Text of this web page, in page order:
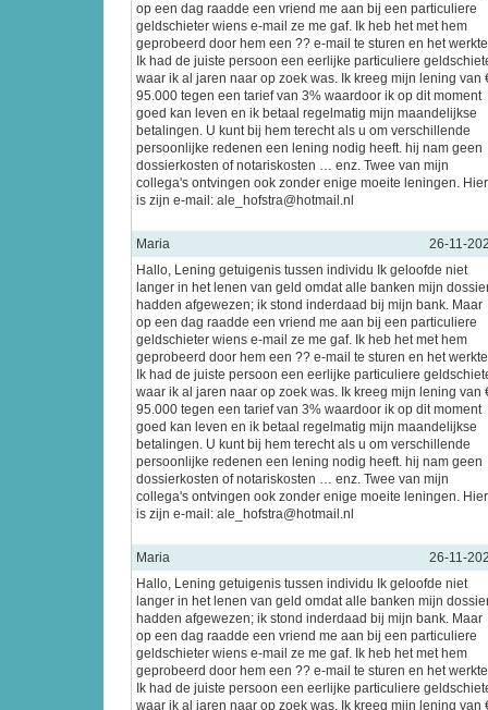
op een dag raadde een vriend me aan bij een particuliere
geldschieter wiens e-mail ze me gaf. Ik heb het met hem
geprobeerd door hem een ?? e-mail te sturen en het
Ik had de juiste persoon een eerlijke particuliere
waar ik al jaren naar op zoek was. Ik kreeg mijn lening van
95.000 tegen een tarief van 3% waardoor ik op dit moment
goed kan leven en ik betaal regelmatig mijn maandelijkse
betalingen. U kunt bij hem terecht als u om verschillende
persoonlijke redenen een lening nodig heeft. hij nam geen
dossierkosten of notariskosten … enz. Twee van mijn
collega's ontvingen ook zonder enige moeite leningen. Hier
is zijn e-mail: ale_hofstra@hotmail.nl
Maria
26-11-
Hallo, Lening getuigenis tussen individu Ik geloofde niet
langer in het lenen van geld omdat alle banken mijn
hadden afgewezen; ik stond inderdaad bij mijn bank. Maar
op een dag raadde een vriend me aan bij een particuliere
geldschieter wiens e-mail ze me gaf. Ik heb het met hem
geprobeerd door hem een ?? e-mail te sturen en het
Ik had de juiste persoon een eerlijke particuliere
waar ik al jaren naar op zoek was. Ik kreeg mijn lening van
95.000 tegen een tarief van 3% waardoor ik op dit moment
goed kan leven en ik betaal regelmatig mijn maandelijkse
betalingen. U kunt bij hem terecht als u om verschillende
persoonlijke redenen een lening nodig heeft. hij nam geen
dossierkosten of notariskosten … enz. Twee van mijn
collega's ontvingen ook zonder enige moeite leningen. Hier
is zijn e-mail: ale_hofstra@hotmail.nl
Maria
26-11-
Hallo, Lening getuigenis tussen individu Ik geloofde niet
langer in het lenen van geld omdat alle banken mijn
hadden afgewezen; ik stond inderdaad bij mijn bank. Maar
op een dag raadde een vriend me aan bij een particuliere
geldschieter wiens e-mail ze me gaf. Ik heb het met hem
geprobeerd door hem een ?? e-mail te sturen en het
Ik had de juiste persoon een eerlijke particuliere
waar ik al jaren naar op zoek was. Ik kreeg mijn lening van